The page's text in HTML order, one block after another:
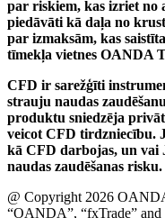
par riskiem, kas izriet no
piedāvāti kā daļa no
par izmaksām, kas
tīmekļa vietnes OANDA
CFD ir sarežģīti
strauju naudas
produktu sniedzēja
veicot CFD tirdzniecību.
kā CFD darbojas, un vai
naudas zaudēšanas risku.
@ Copyright 2026
“OANDA”, “fxTrade”